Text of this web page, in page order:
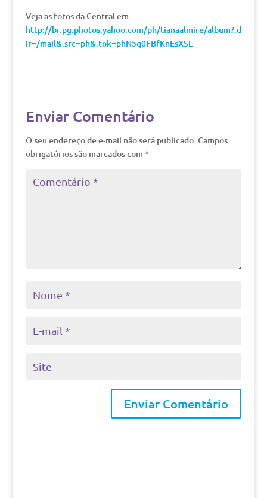
Veja as fotos da Central em
http://br.pg.photos.yahoo.com/ph/tianaalmire/album?.d
ir=/mail&.src=ph&.tok=phN5q0FBfKnEsXSL
Enviar Comentário
O seu endereço de e-mail não será publicado. Campos
obrigatórios são marcados com *